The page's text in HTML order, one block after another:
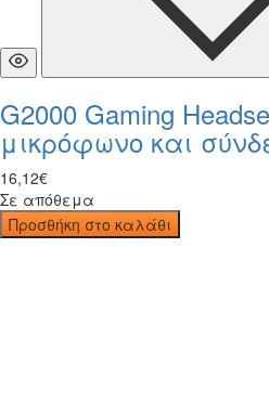
G2000 Gaming
μικρόφωνο και
16,12€
Σε απόθεμα
Προσθήκη στο καλάθι